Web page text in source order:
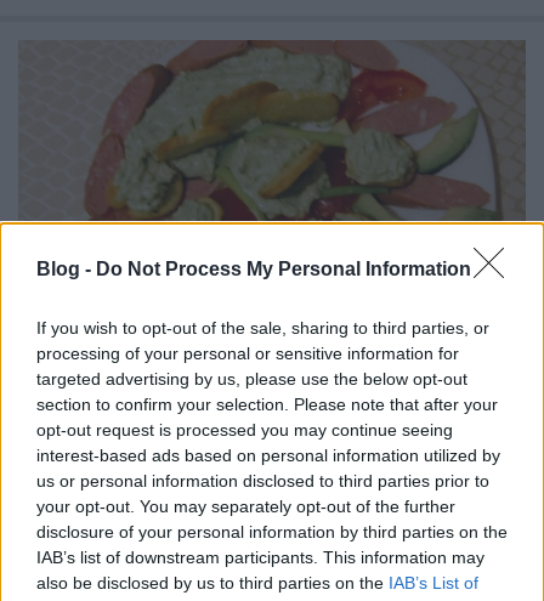
Blog - Do Not Process My Personal Information
If you wish to opt-out of the sale, sharing to third parties, or
processing of your personal or sensitive information for
targeted advertising by us, please use the below opt-out
section to confirm your selection. Please note that after your
opt-out request is processed you may continue seeing
interest-based ads based on personal information utilized by
us or personal information disclosed to third parties prior to
your opt-out. You may separately opt-out of the further
disclosure of your personal information by third parties on the
IAB’s list of downstream participants. This information may
also be disclosed by us to third parties on the IAB’s List of
Avokádós virslis falatok.
Takács Gyuláné Erzsike•2024. május 09.
Könnyen elkészíthető, igazánfinomreggeli vagy
vacsora.Önállóan is pompás,degazdagíthatjuk
mégsajttal, főtt tojással.